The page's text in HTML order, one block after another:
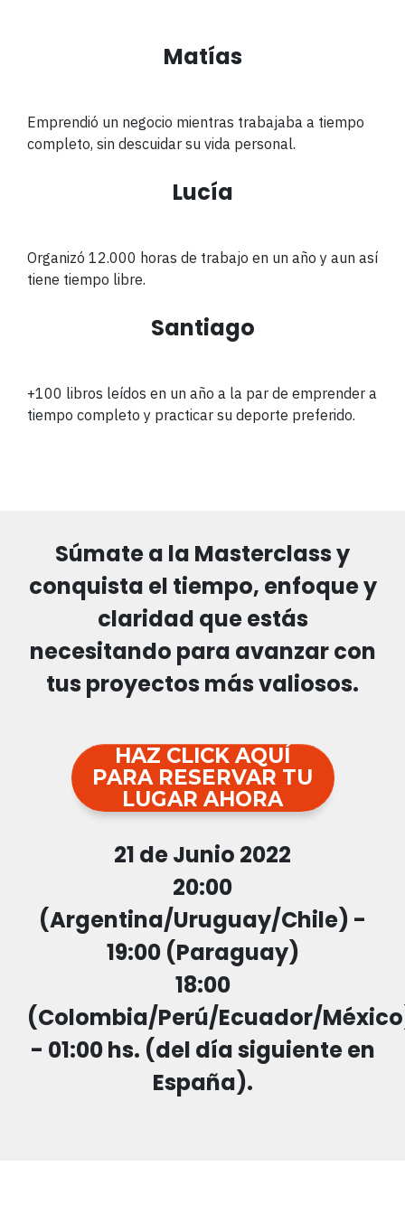
Matías
Emprendió un negocio mientras trabajaba a tiempo
completo, sin descuidar su vida personal.
Lucía
Organizó 12.000 horas de trabajo en un año y aun así
tiene tiempo libre.
Santiago
+100 libros leídos en un año a la par de emprender a
tiempo completo y practicar su deporte preferido.
Súmate a la Masterclass y
conquista el tiempo, enfoque y
claridad que estás
necesitando para avanzar con
tus proyectos más valiosos.
HAZ CLICK AQUÍ
PARA RESERVAR TU
LUGAR AHORA
21 de Junio 2022
20:00
(Argentina/Uruguay/Chile) -
19:00 (Paraguay)
18:00
(Colombia/Perú/Ecuador/
- 01:00 hs. (del día siguiente en
España).